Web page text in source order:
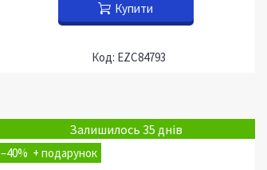
Купити
EZC84793
Залишилось 35 днів
–40%